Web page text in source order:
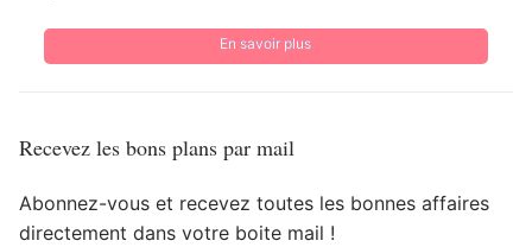
En savoir plus
Recevez les bons plans par mail
Abonnez-vous et recevez toutes les bonnes affaires
directement dans votre boite mail !